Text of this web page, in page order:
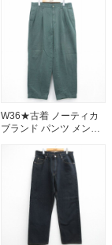
26aug07
W36★古着 ノーティカ
ブランド パンツ メンズ
リーン 26aug07